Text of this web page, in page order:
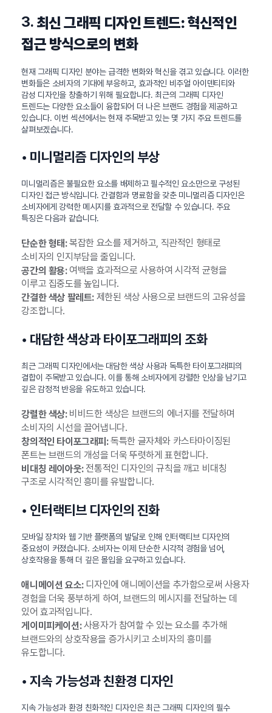
3. 최신 그래픽 디자인 트렌드: 혁신적인
접근 방식으로의 변화
현재 그래픽 디자인 분야는 급격한 변화와 혁신을 겪고 있습니다. 이러한
변화들은 소비자의 기대에 부응하고, 효과적인 비주얼 아이덴티티와
감성 디자인을 창출하기 위해 필요합니다. 최근의 그래픽 디자인
트렌드는 다양한 요소들이 융합되어 더 나은 브랜드 경험을 제공하고
있습니다. 이번 섹션에서는 현재 주목받고 있는 몇 가지 주요 트렌드를
살펴보겠습니다.
• 미니멀리즘 디자인의 부상
미니멀리즘은 불필요한 요소를 배제하고 필수적인 요소만으로 구성된
디자인 접근 방식입니다. 간결함과 명료함을 갖춘 미니멀리즘 디자인은
소비자에게 강력한 메시지를 효과적으로 전달할 수 있습니다. 주요
특징은 다음과 같습니다.
단순한 형태:복잡한 요소를 제거하고, 직관적인 형태로
소비자의 인지부담을 줄입니다.
공간의 활용:여백을 효과적으로 사용하여 시각적 균형을
이루고 집중도를 높입니다.
간결한 색상 팔레트:제한된 색상 사용으로 브랜드의 고유성을
강조합니다.
• 대담한 색상과 타이포그래피의 조화
최근 그래픽 디자인에서는 대담한 색상 사용과 독특한 타이포그래피의
결합이 주목받고 있습니다. 이를 통해 소비자에게 강렬한 인상을 남기고
깊은 감정적 반응을 유도하고 있습니다.
강렬한 색상:비비드한 색상은 브랜드의 에너지를 전달하며
소비자의 시선을 끌어냅니다.
창의적인 타이포그래피:독특한 글자체와 카스타마이징된
폰트는 브랜드의 개성을 더욱 뚜렷하게 표현합니다.
비대칭 레이아웃:전통적인 디자인의 규칙을 깨고 비대칭
구조로 시각적인 흥미를 유발합니다.
• 인터랙티브 디자인의 진화
모바일 장치와 웹 기반 플랫폼의 발달로 인해 인터랙티브 디자인의
중요성이 커졌습니다. 소비자는 이제 단순한 시각적 경험을 넘어,
상호작용을 통해 더 깊은 몰입을 요구하고 있습니다.
애니메이션 요소:디자인에 애니메이션을 추가함으로써 사용자
경험을 더욱 풍부하게 하여, 브랜드의 메시지를 전달하는 데
있어 효과적입니다.
게이미피케이션:사용자가 참여할 수 있는 요소를 추가해
브랜드와의 상호작용을 증가시키고 소비자의 흥미를
유도합니다.
• 지속 가능성과 친환경 디자인
지속 가능성과 환경 친화적인 디자인은 최근 그래픽 디자인의 필수